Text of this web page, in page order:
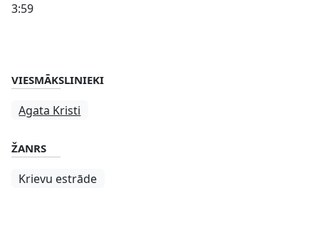
3:59
VIESMĀKSLINIEKI
Agata Kristi
ŽANRS
Krievu estrāde